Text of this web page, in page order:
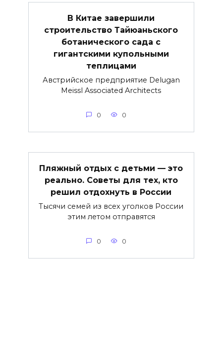
В Китае завершили
строительство Тайюаньского
ботанического сада с
гигантскими купольными
теплицами
Австрийское предприятие Delugan
Meissl Associated Architects
0 0
Пляжный отдых с детьми — это
реально. Советы для тех, кто
решил отдохнуть в России
Тысячи семей из всех уголков России
этим летом отправятся
0 0